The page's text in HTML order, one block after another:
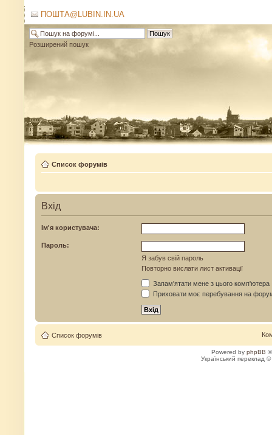
ПОШТА@LUBIN.IN.UA
Розширений пошук
Список форумів
Вхід
Ім'я користувача:
Пароль:
Я забув свій пароль
Повторно вислати лист активації
Запам'ятати мене з цього комп'ютера
Приховати моє перебування на
Список форумів
Powered by phpBB
Український переклад